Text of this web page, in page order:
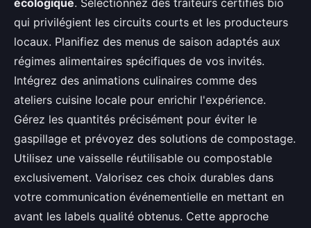
écologique. Sélectionnez des traiteurs certifiés bio
qui privilégient les circuits courts et les producteurs
locaux. Planifiez des menus de saison adaptés aux
régimes alimentaires spécifiques de vos invités.
Intégrez des animations culinaires comme des
ateliers cuisine locale pour enrichir l'expérience.
Gérez les quantités précisément pour éviter le
gaspillage et prévoyez des solutions de compostage.
Utilisez une vaisselle réutilisable ou compostable
exclusivement. Valorisez ces choix durables dans
votre communication événementielle en mettant en
avant les labels qualité obtenus. Cette approche